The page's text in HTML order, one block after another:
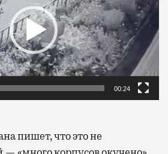
00:24
пишет, что это не